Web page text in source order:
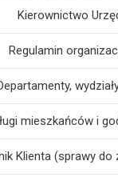
Menu
Kierownictwo
Regulamin
mieszkańców i
Klienta (sprawy do